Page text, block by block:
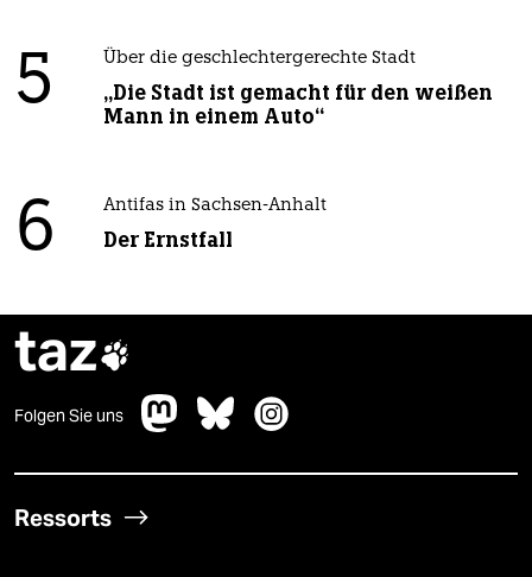
5 Über die geschlechtergerechte Stadt
„Die Stadt ist gemacht für den weißen
Mann in einem Auto“
6 Antifas in Sachsen-Anhalt
Der Ernstfall
taz
Folgen Sie uns
Ressorts